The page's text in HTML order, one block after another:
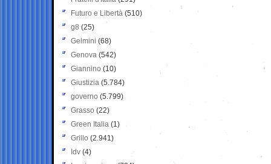
Futuro e Libertà (510)
g8 (25)
Gelmini (68)
Genova (542)
Giannino (10)
Giustizia (5.784)
governo (5.799)
Grasso (22)
Green Italia (1)
Grillo (2.941)
Idv (4)